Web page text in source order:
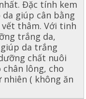
Đặc tính kem
giúp cân bằng
thâm. Với tinh
trắng da,
da trắng
chất nuôi
lông, cho
( không ăn